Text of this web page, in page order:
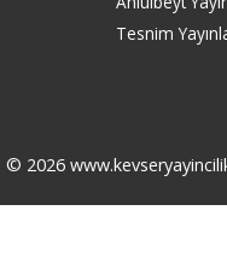
Tesnim
© 2026